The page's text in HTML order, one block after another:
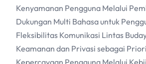
Kenyamanan Pengguna Melalui
Dukungan Multi Bahasa untuk
Fleksibilitas Komunikasi Lintas
Keamanan dan Privasi sebagai
Kepercayaan Pengguna Melalui